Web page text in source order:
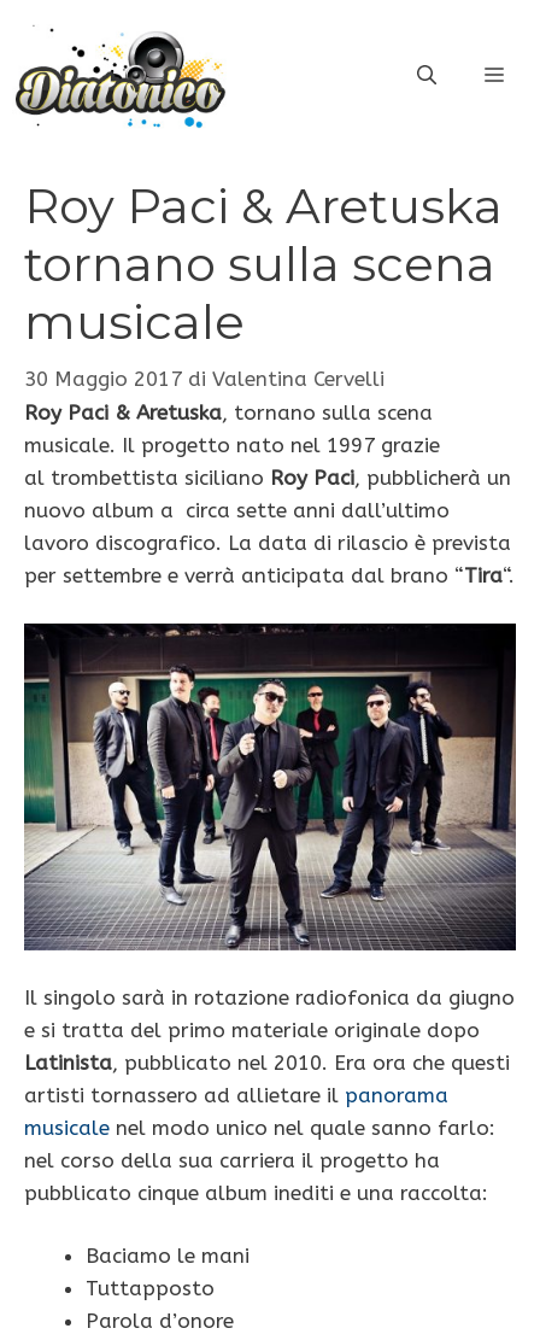
contenuto
Roy Paci & Aretuska
tornano sulla scena
musicale
30 Maggio 2017 di Valentina Cervelli
Roy Paci & Aretuska, tornano sulla scena
musicale. Il progetto nato nel 1997 grazie
al trombettista siciliano Roy Paci, pubblicherà un
nuovo album a circa sette anni dall’ultimo
lavoro discografico. La data di rilascio è prevista
per settembre e verrà anticipata dal brano “Tira“.
Il singolo sarà in rotazione radiofonica da giugno
e si tratta del primo materiale originale dopo
Latinista, pubblicato nel 2010. Era ora che questi
artisti tornassero ad allietare il panorama
musicale nel modo unico nel quale sanno farlo:
nel corso della sua carriera il progetto ha
pubblicato cinque album inediti e una raccolta:
Baciamo le mani
Tuttapposto
Parola d’onore